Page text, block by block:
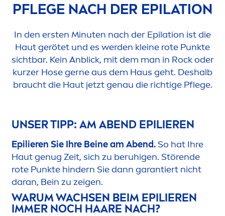
PFLEGE NACH DER EPILATION
In den ersten Minuten nach der Epilation ist die
Haut gerötet und es werden kleine rote Punkte
sichtbar. Kein Anblick, mit dem man in Rockoder
kurzer Hose gerne aus dem Haus geht. Deshalb
braucht die Haut jetzt genau die richtige Pflege.
UNSER TIPP: AM ABEND EPILIEREN
Epilieren Sie Ihre Beine am Abend.So hat Ihre
Haut genug Zeit, sich zu beruhigen. Störende
rote Punkte hindern Sie dann garantiert nicht
daran, Bein zu zeigen.
WARUM WACHSEN BEIM EPILIEREN
IMMER NOCH HAARE NACH?